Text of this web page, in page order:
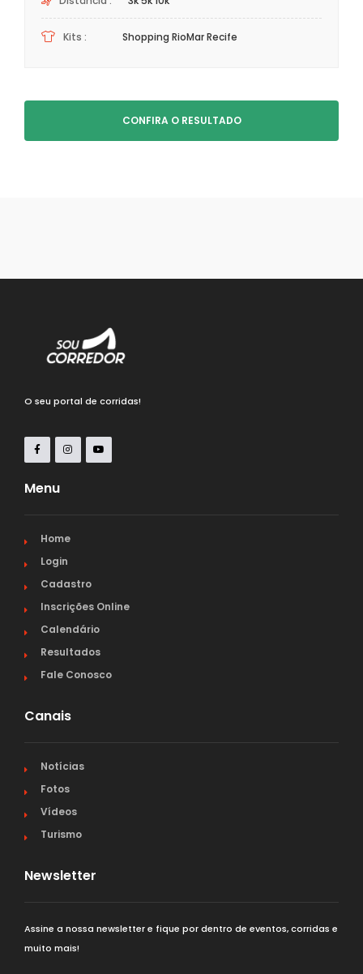
Kits : Shopping RioMar Recife
CONFIRA O RESULTADO
O seu portal de corridas!
Menu
Home
Login
Cadastro
Inscrições Online
Calendário
Resultados
Fale Conosco
Canais
Notícias
Fotos
Vídeos
Turismo
Newsletter
Assine a nossa newsletter e fique por dentro de eventos, corridas e
muito mais!